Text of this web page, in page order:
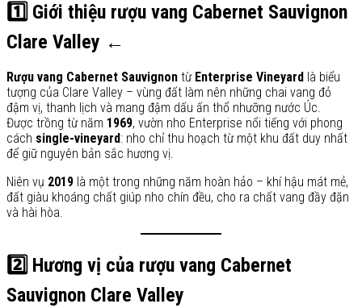
1️⃣ Giới thiệu rượu vang Cabernet Sauvignon
Clare Valley ←
Rượu vang Cabernet Sauvignon từ Enterprise Vineyard là biểu
tượng của Clare Valley – vùng đất làm nên những chai vang đỏ
đậm vị, thanh lịch và mang đậm dấu ấn thổ nhưỡng nước Úc.
Được trồng từ năm 1969, vườn nho Enterprise nổi tiếng với phong
cách single-vineyard: nho chỉ thu hoạch từ một khu đất duy nhất
để giữ nguyên bản sắc hương vị.
Niên vụ 2019 là một trong những năm hoàn hảo – khí hậu mát mẻ,
đất giàu khoáng chất giúp nho chín đều, cho ra chất vang đầy đặn
và hài hòa.
2️⃣ Hương vị của rượu vang Cabernet
Sauvignon Clare Valley